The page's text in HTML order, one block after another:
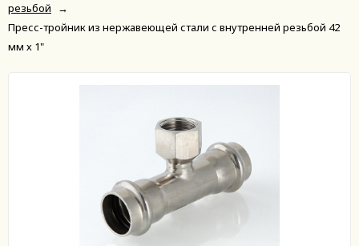
резьбой
→
Пресс-тройник из нержавеющей стали с внутренней резьбой 42
мм х 1"